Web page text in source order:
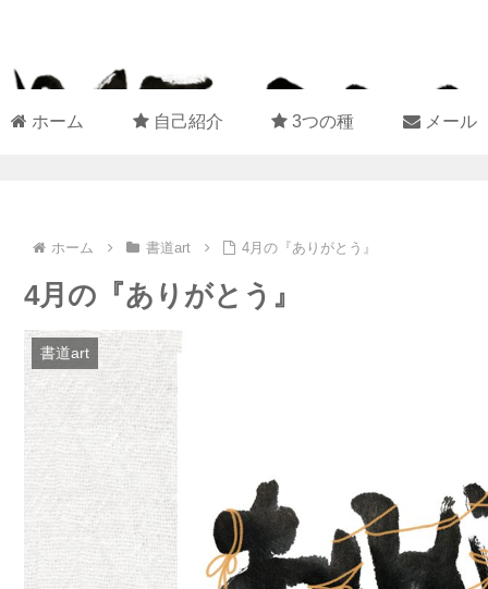
ホーム 自己紹介 3つの種 メール
ホーム 書道art 4月の『ありがとう』
4月の『ありがとう』
書道art